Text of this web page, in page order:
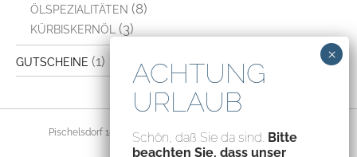
ÖLSPEZIALITÄTEN (8)
KÜRBISKERNÖL (3)
GUTSCHEINE (1)
Pischelsdorf 156, 8212 Pischelsdorf, Austria – ATU70094435
Schön, daß Sie da sind. Bitte
beachten Sie, dass unser